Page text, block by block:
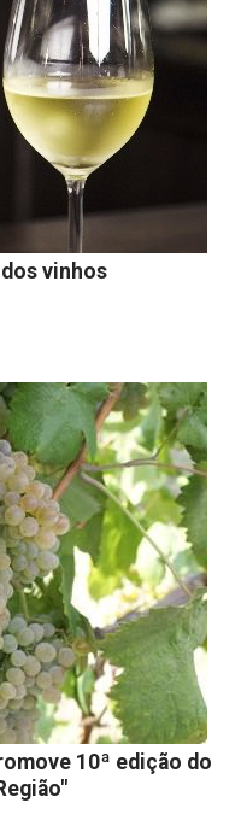
vinhos
10ª edição do